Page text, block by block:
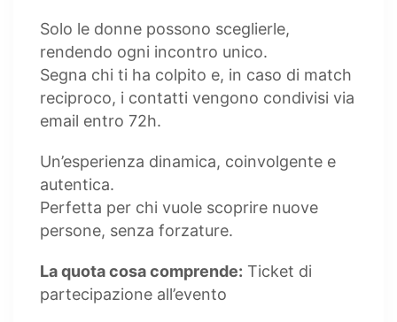
Solo le donne possono sceglierle,
rendendo ogni incontro unico.
Segna chi ti ha colpito e, in caso di match
reciproco, i contatti vengono condivisi via
email entro 72h.
Un’esperienza dinamica, coinvolgente e
autentica.
Perfetta per chi vuole scoprire nuove
persone, senza forzature.
La quota cosa comprende: Ticket di
partecipazione all’evento